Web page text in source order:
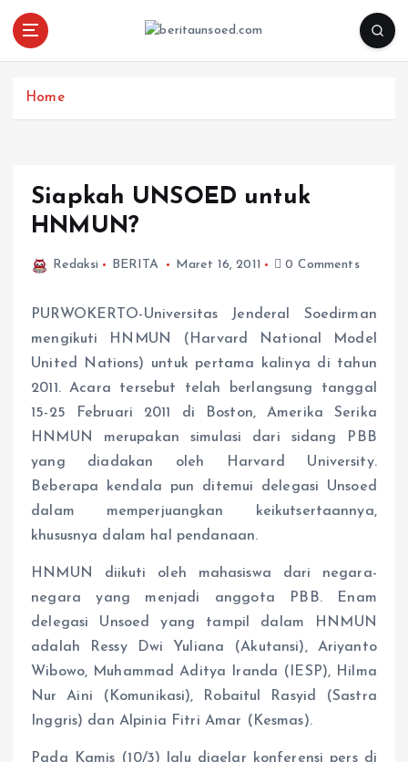
Home
Siapkah UNSOED untuk
HNMUN?
Redaksi BERITA Maret 16, 2011 0 Comments
PURWOKERTO-Universitas Jenderal Soedirman
mengikuti HNMUN (Harvard National Model
United Nations) untuk pertama kalinya di tahun
2011. Acara tersebut telah berlangsung tanggal
15-25 Februari 2011 di Boston, Amerika Serika
HNMUN merupakan simulasi dari sidang PBB
yang diadakan oleh Harvard University.
Beberapa kendala pun ditemui delegasi Unsoed
dalam memperjuangkan keikutsertaannya,
khususnya dalam hal pendanaan.
HNMUN diikuti oleh mahasiswa dari negara-
negara yang menjadi anggota PBB. Enam
delegasi Unsoed yang tampil dalam HNMUN
adalah Ressy Dwi Yuliana (Akutansi), Ariyanto
Wibowo, Muhammad Aditya Iranda (IESP), Hilma
Nur Aini (Komunikasi), Robaitul Rasyid (Sastra
Inggris) dan Alpinia Fitri Amar (Kesmas).
Pada Kamis (10/3) lalu digelar konferensi pers di